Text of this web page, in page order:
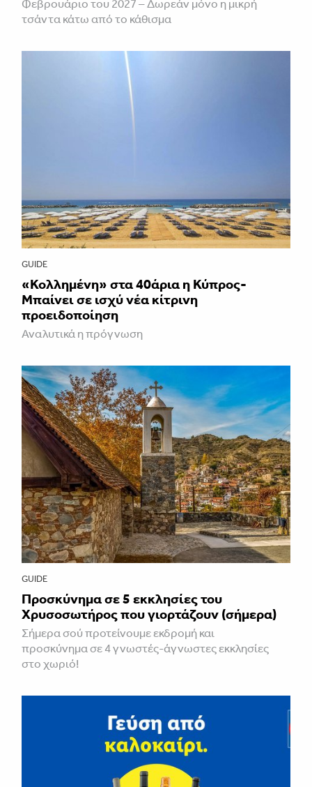
Φεβρουάριο του 2027 – Δωρεάν μόνο η μικρή
τσάντα κάτω από το κάθισμα
GUIDE
«Κολλημένη» στα 40άρια η Κύπρος-
Μπαίνει σε ισχύ νέα κίτρινη
προειδοποίηση
Αναλυτικά η πρόγνωση
GUIDE
Προσκύνημα σε 5 εκκλησίες του
Χρυσοσωτήρος που γιορτάζουν (σήμερα)
Σήμερα σού προτείνουμε εκδρομή και
προσκύνημα σε 4 γνωστές-άγνωστες εκκλησίες
στο χωριό!